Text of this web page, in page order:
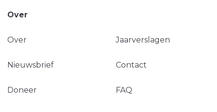
Over
Over Jaarverslagen
Nieuwsbrief Contact
Doneer FAQ